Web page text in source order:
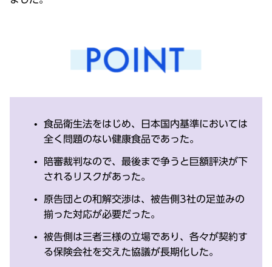
食品衛生法をはじめ、日本国内基準においては
全く問題のない健康食品であった。
陪審裁判なので、最後まで争うと巨額評決が下
されるリスクがあった。
原告団との和解交渉は、被告側3社の足並みの
揃った対応が必要だった。
被告側は三者三様の立場であり、各々が契約す
る保険会社を交えた協議が長期化した。